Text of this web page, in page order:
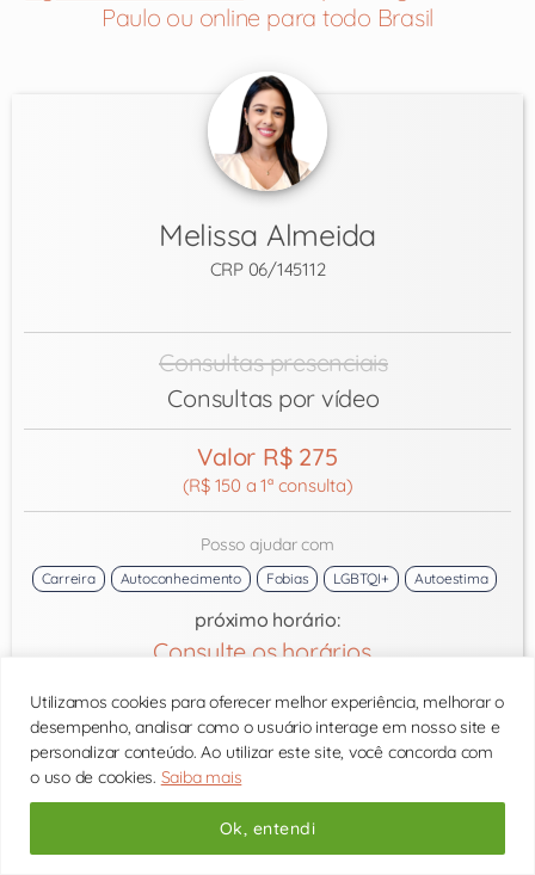
Utilizamos cookies para oferecer melhor experiência, melhorar o
desempenho, analisar como o usuário interage em nosso site e
personalizar conteúdo. Ao utilizar este site, você concorda com
o uso de cookies. Saiba mais
Ok, entendi
Paulo ou online para todo Brasil
Melissa Almeida
CRP 06/145112
Consultas presenciais
Consultas por vídeo
Valor R$ 275
(R$ 150 a 1ª consulta)
Posso ajudar com
Carreira Autoconhecimento Fobias LGBTQI+ Autoestima
próximo horário:
Consulte os horários